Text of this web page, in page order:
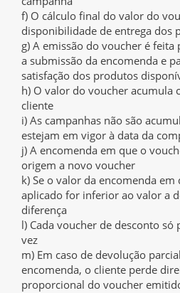
f) O cálculo final do valor do
disponibilidade de entrega dos
g) A emissão do voucher é
a submissão da encomenda e
satisfação dos produtos
h) O valor do voucher acumula
cliente
i) As campanhas não são
estejam em vigor à data da
j) A encomenda em que o
origem a novo voucher
k) Se o valor da encomenda
aplicado for inferior ao valor a
diferença
l) Cada voucher de desconto
vez
m) Em caso de devolução
encomenda, o cliente perde
proporcional do voucher